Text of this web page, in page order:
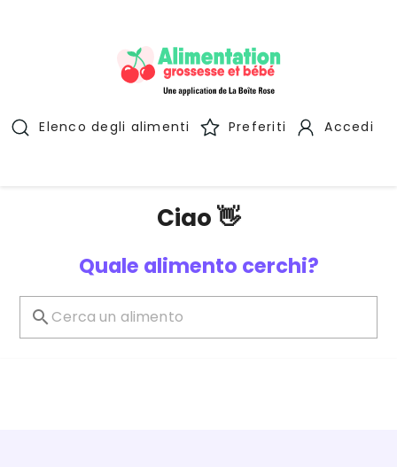
Elenco degli alimenti Preferiti Accedi
Ciao 👋
Quale alimento cerchi?